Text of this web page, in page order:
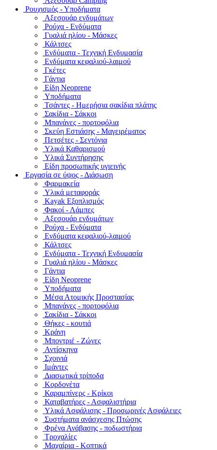
Ρουχισμός - Υποδήματα
Αξεσουάρ ενδυμάτων
Ρούχα - Ενδύματα
Γυαλιά ηλίου - Μάσκες
Κάλτσες
Ενδύματα - Τεχνική Ενδυμασία
Ενδύματα κεφαλιού-λαιμού
Γκέτες
Γάντια
Είδη Neoprene
Υποδήματα
Τσάντες - Ημερήσια σακίδια πλάτης
Σακίδια - Σάκκοι
Μπανάνες - πορτοφόλια
Σκεύη Εστιάσης - Μαγειρέματος
Πετσέτες - Σεντόνια
Υλικά Καθαρισμού
Υλικά Συντήρησης
Είδη προσωπικής υγιεινής
Εργασία σε ύψος - Διάσωση
Φαρμακεία
Υλικά μεταφοράς
Kayak Εξοπλισμός
Φακοί - Λάμπες
Αξεσουάρ ενδυμάτων
Ρούχα - Ενδύματα
Ενδύματα κεφαλιού-λαιμού
Κάλτσες
Ενδύματα - Τεχνική Ενδυμασία
Γυαλιά ηλίου - Μάσκες
Γάντια
Είδη Neoprene
Υποδήματα
Μέσα Ατομικής Προστασίας
Μπανάνες - πορτοφόλια
Σακίδια - Σάκκοι
Θήκες - κουτιά
Κράνη
Μποντριέ - Ζώνες
Αντίσκηνα
Σχοινιά
Ιμάντες
Διασωτικά τρίποδα
Κορδονέτα
Καραμπίνερς - Κρίκοι
Καταβατήρες - Ασφαλιστήρια
Υλικά Ασφάλισης - Προσωρινές Ασφάλειες
Συστήματα ανάσχεσης Πτώσης
Φρένα Ανάβασης - ποδωστήρια
Τροχαλίες
Μαχαίρια - Κοπτικά